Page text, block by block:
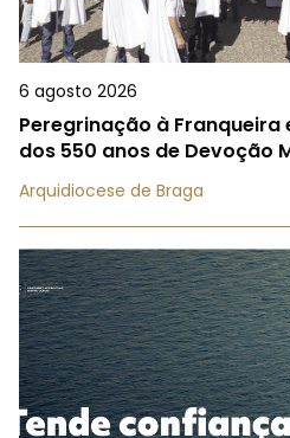
6 agosto 2026
Peregrinação à Franqueira
dos 550 anos de Devoção
Arquidiocese de Braga